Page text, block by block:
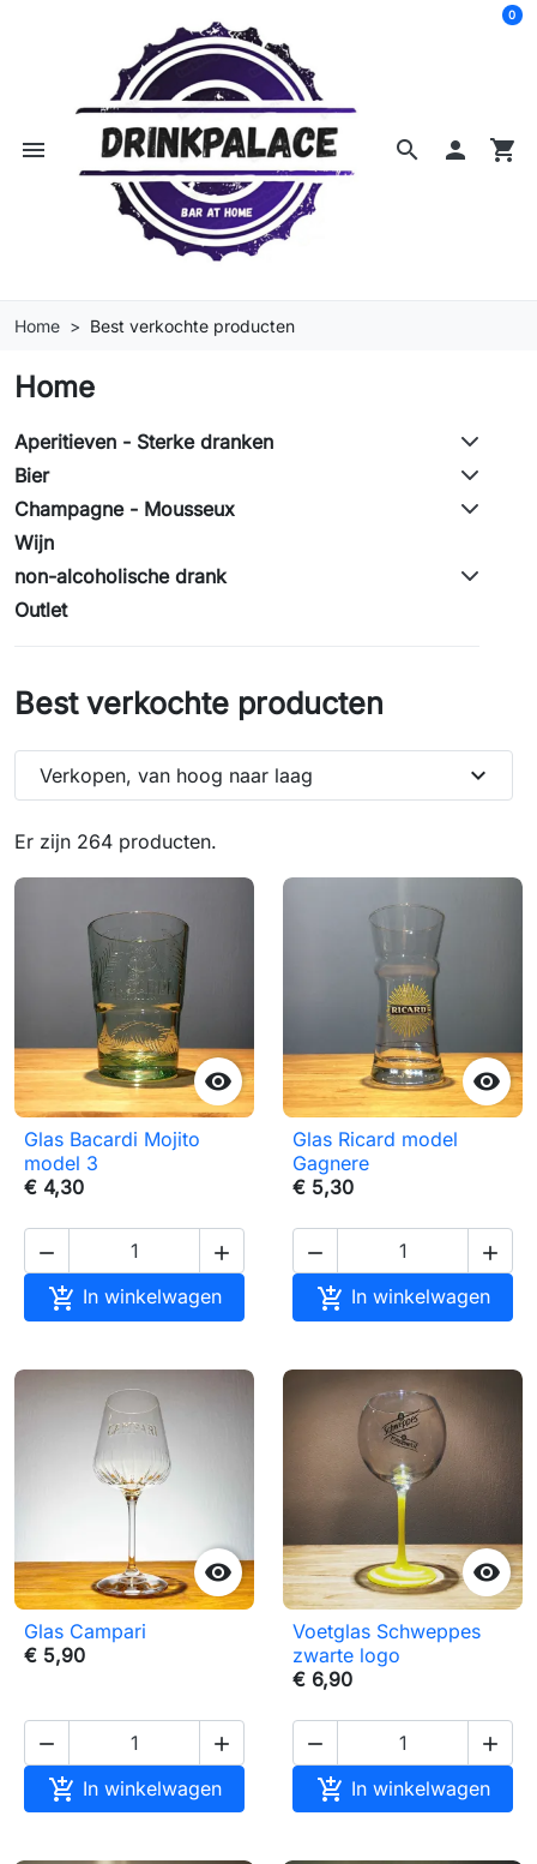
search
menu  shopping_cart
0
Home Best verkochte producten
Home
Aperitieven - Sterke dranken
Bier
Champagne - Mousseux
Wijn
non-alcoholische drank
Outlet
Best verkochte producten
Er zijn 264 producten.
Verkopen, van hoog naar laag expand_more

Glas Bacardi Mojito
model 3
€ 4,30
 
 In winkelwagen

Glas Ricard model
Gagnere
€ 5,30
 
 In winkelwagen

Glas Campari
€ 5,90
 
 In winkelwagen

Voetglas Schweppes
zwarte logo
€ 6,90
 
 In winkelwagen